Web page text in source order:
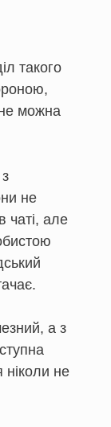
такого
можна
не
чаті, але
а з
ніколи не